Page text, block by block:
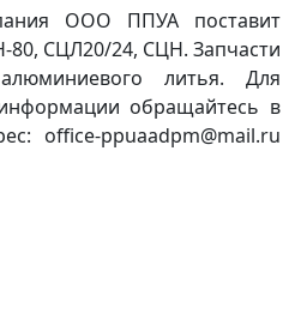
ООО ППУА поставит
80, СЦЛ20/24, СЦН. Запчасти
литья. Для
обращайтесь в
office-ppuaadpm@mail.ru